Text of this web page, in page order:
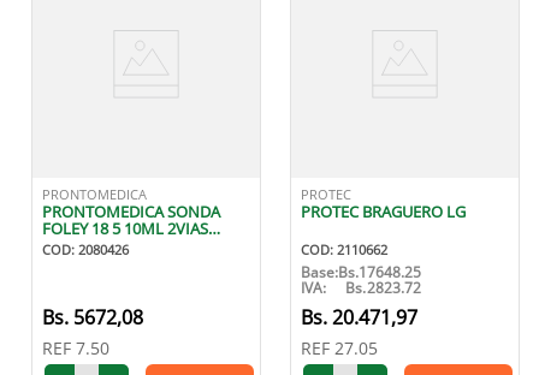
PRONTOMEDICA
PRONTOMEDICA SONDA
FOLEY 18 5 10ML 2VIAS
SILICON
COD: 2080426
5672,08
REF 7.50
PROTEC
PROTEC BRAGUERO LG
COD: 2110662
Base:Bs.17648.25
IVA: Bs.2823.72
20.471,97
REF 27.05